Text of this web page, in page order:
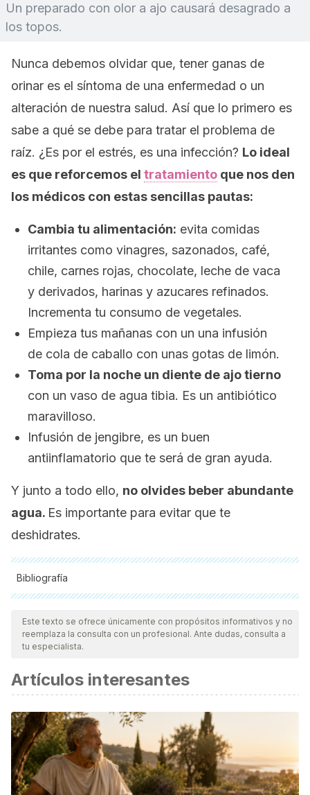
Un preparado con olor a ajo causará desagrado a
los topos.
Nunca debemos olvidar que, tener ganas de
orinar es el síntoma de una enfermedad o un
alteración de nuestra salud. Así que lo primero es
sabe a qué se debe para tratar el problema de
raíz. ¿Es por el estrés, es una infección? Lo ideal
es que reforcemos el tratamiento que nos den
los médicos con estas sencillas pautas:
Cambia tu alimentación: evita comidas
irritantes como vinagres, sazonados, café,
chile, carnes rojas, chocolate, leche de vaca
y derivados, harinas y azucares refinados.
Incrementa tu consumo de vegetales.
Empieza tus mañanas con un una infusión
de cola de caballo con unas gotas de limón.
Toma por la noche un diente de ajo tierno
con un vaso de agua tibia. Es un antibiótico
maravilloso.
Infusión de jengibre, es un buen
antiinflamatorio que te será de gran ayuda.
Y junto a todo ello, no olvides beber abundante
agua. Es importante para evitar que te
deshidrates.
Bibliografía
Todas las fuentes citadas fueron revisadas a profundidad por
nuestro equipo, para asegurar su calidad, confiabilidad,
vigencia y validez.La bibliografía de este artículo fue
científica.
Feldman, A. S., & Bauer, S. B. (2006). Diagnosis and
management of dysfunctional voiding. Current Opinion in
Pediatrics.
https://doi.org/10.1097/01.mop.0000193289.64151.49
Miyazato, M., Yoshimura, N., & Chancellor, M. B. (2013). The
Este texto se ofrece únicamente con propósitos informativos y no
reemplaza la consulta con un profesional. Ante dudas, consulta a
tu especialista.
Artículos interesantes